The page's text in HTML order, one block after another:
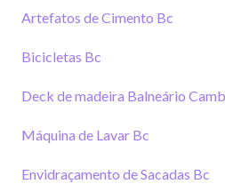
Artefatos de Cimento Bc
Bicicletas Bc
Deck de madeira Balneário
Máquina de Lavar Bc
Envidraçamento de Sacadas Bc